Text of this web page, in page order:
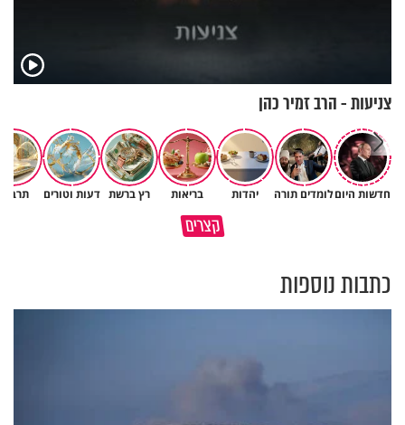
צניעות - הרב זמיר כהן
חדשות היוםלומדים תורה יהדות בריאות רץ ברשת דעות וטורים
קצרים
כתבות נוספות